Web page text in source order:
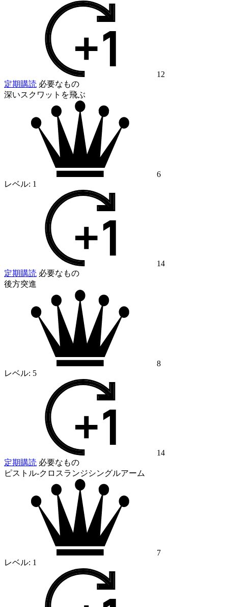
12
定期購読 必要なもの
深いスクワットを飛ぶ
6
レベル: 1
14
定期購読 必要なもの
後方突進
8
レベル: 5
14
定期購読 必要なもの
ピストル-クロスランジシングルアーム
7
レベル: 1